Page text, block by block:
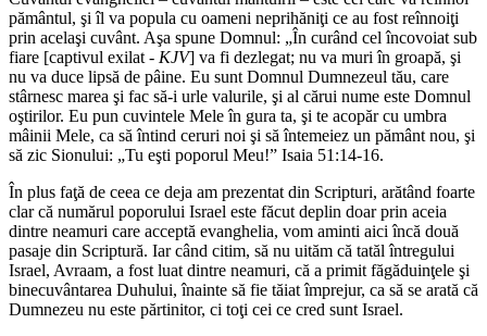
pământul, şi îl va popula cu oameni neprihăniţi ce au fost reînnoiţi
prin acelaşi cuvânt. Aşa spune Domnul: „În curând cel încovoiat sub
fiare [captivul exilat - KJV] va fi dezlegat; nu va muri în groapă, şi
nu va duce lipsă de pâine. Eu sunt Domnul Dumnezeul tău, care
stârnesc marea şi fac să-i urle valurile, şi al cărui nume este Domnul
oştirilor. Eu pun cuvintele Mele în gura ta, şi te acopăr cu umbra
mâinii Mele, ca să întind ceruri noi şi să întemeiez un pământ nou, şi
să zic Sionului: „Tu eşti poporul Meu!” Isaia 51:14-16.
În plus faţă de ceea ce deja am prezentat din Scripturi, arătând foarte
clar că numărul poporului Israel este făcut deplin doar prin aceia
dintre neamuri care acceptă evanghelia, vom aminti aici încă două
pasaje din Scriptură. Iar când citim, să nu uităm că tatăl întregului
Israel, Avraam, a fost luat dintre neamuri, că a primit făgăduinţele şi
binecuvântarea Duhului, înainte să fie tăiat împrejur, ca să se arată că
Dumnezeu nu este părtinitor, ci toţi cei ce cred sunt Israel.